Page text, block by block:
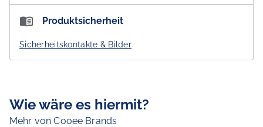
Koala - Kamilaroi Rarities - Aboriginal Dot Art Gaayli
Design
grau
Produktsicherheit
Sicherheitskontakte & Bilder
Wie wäre es hiermit?
Mehr von Cooee Brands